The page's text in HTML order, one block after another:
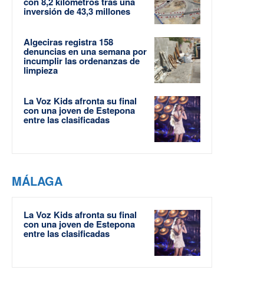
inversión de 43,3 millones
Algeciras registra 158
denuncias en una semana por
incumplir las ordenanzas de
limpieza
La Voz Kids afronta su final
con una joven de Estepona
entre las clasificadas
MÁLAGA
La Voz Kids afronta su final
con una joven de Estepona
entre las clasificadas